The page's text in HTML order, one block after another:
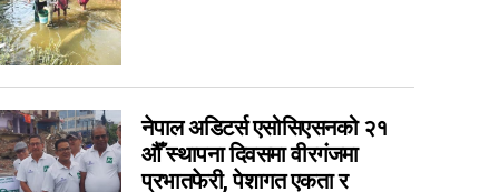
0
0
0
0
0
नेपाल अडिटर्स एसोसिएसनको २१
औँ स्थापना दिवसमा वीरगंजमा
प्रभातफेरी, पेशागत एकता र